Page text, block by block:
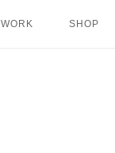
WORK SHOP